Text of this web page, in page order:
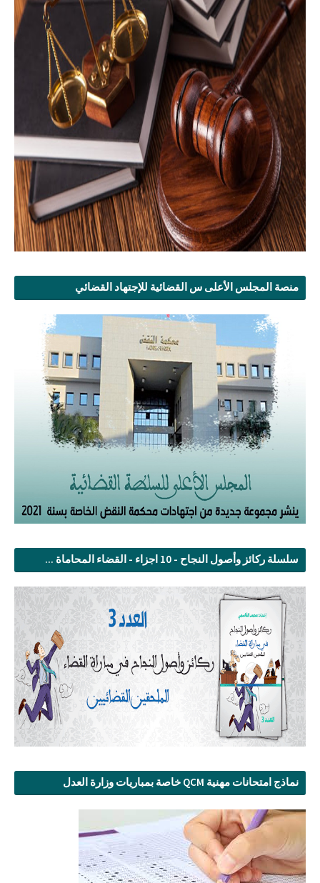
منصة المجلس الأعلى س القضائية للإجتهاد القضائي
سلسلة ركائز وأصول النجاح - 10 اجزاء - القضاء المحاماة ...
نماذج امتحانات مهنية QCM خاصة بمباريات وزارة العدل